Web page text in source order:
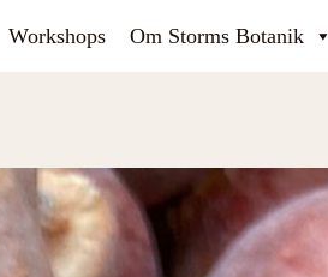
Workshops Om Storms Botanik